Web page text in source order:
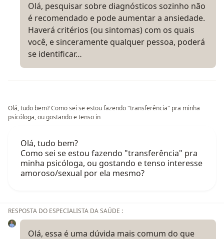
Olá, pesquisar sobre diagnósticos sozinho não
é recomendado e pode aumentar a ansiedade.
Haverá critérios (ou sintomas) com os quais
você, e sinceramente qualquer pessoa, poderá
se identificar…
Olá, tudo bem? Como sei se estou fazendo "transferência" pra minha
psicóloga, ou gostando e tenso in
Olá, tudo bem?
Como sei se estou fazendo "transferência" pra
minha psicóloga, ou gostando e tenso interesse
amoroso/sexual por ela mesmo?
RESPOSTA DO ESPECIALISTA DA SAÚDE :
Olá, essa é uma dúvida mais comum do que